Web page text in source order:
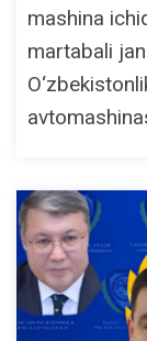
mashina
martabali